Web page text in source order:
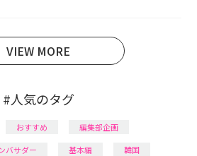
VIEW MORE
#人気のタグ
おすすめ
編集部企画
バサダー
基本編
韓国